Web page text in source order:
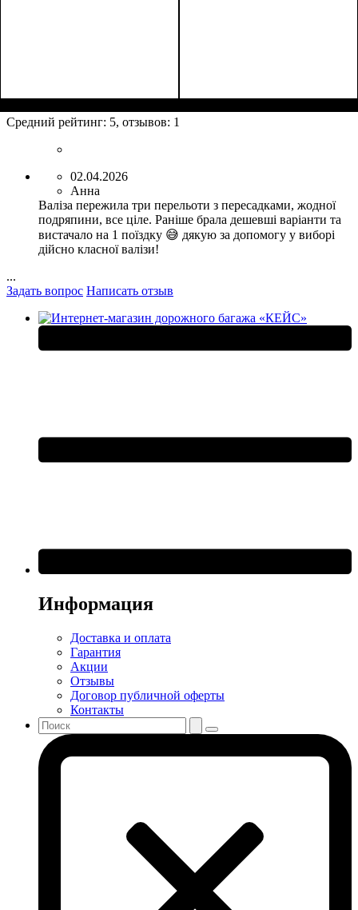
76х51х31+5
Средний рейтинг: 5, отзывов: 1
02.04.2026
Анна
Валіза пережила три перельоти з пересадками, жодної
подряпини, все ціле. Раніше брала дешевші варіанти та
вистачало на 1 поїздку 😅 дякую за допомогу у виборі
дійсно класної валізи!
...
Задать вопрос Написать отзыв
Информация
Доставка и оплата
Гарантия
Акции
Отзывы
Договор публичной оферты
Контакты